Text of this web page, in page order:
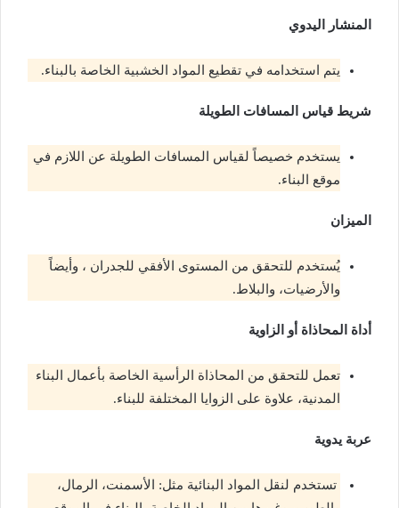
المنشار اليدوي
يتم استخدامه في تقطيع المواد الخشبية الخاصة بالبناء.
شريط قياس المسافات الطويلة
يستخدم خصيصاً لقياس المسافات الطويلة عن اللازم في
موقع البناء.
الميزان
يُستخدم للتحقق من المستوى الأفقي للجدران ، وأيضاً
والأرضيات، والبلاط.
أداة المحاذاة أو الزاوية
تعمل للتحقق من المحاذاة الرأسية الخاصة بأعمال البناء
المدنية، علاوة على الزوايا المختلفة للبناء.
عربة يدوية
تستخدم لنقل المواد البنائية مثل: الأسمنت، الرمال،